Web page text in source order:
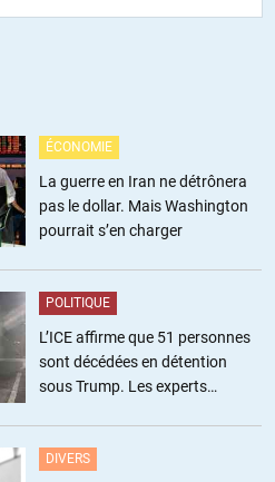
ÉCONOMIE
La guerre en Iran ne détrônera
pas le dollar. Mais Washington
pourrait s’en charger
POLITIQUE
L’ICE affirme que 51 personnes
sont décédées en détention
sous Trump. Les experts
DIVERS